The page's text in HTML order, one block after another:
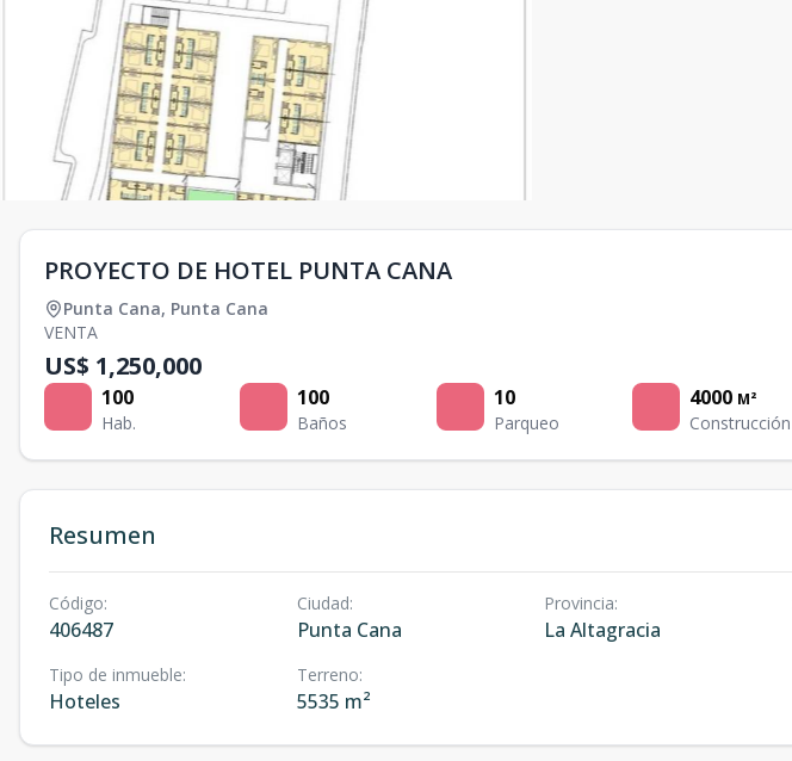
PROYECTO DE HOTEL PUNTA CANA
Punta Cana, Punta Cana
VENTA
US$ 1,250,000
100
Hab.
100
Baños
10
Parqueo
4000 M²
Construcción
Resumen
Código:
406487
Ciudad:
Punta Cana
Provincia:
La Altagracia
Tipo de inmueble:
Hoteles
Terreno:
5535 m²